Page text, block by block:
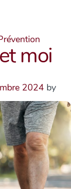
moi
2024 by